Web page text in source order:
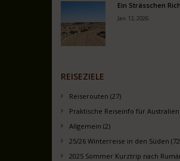
Ein Strässchen
Jan. 12, 2026
REISEZIELE
Reiserouten (27)
Praktische Reiseinfo für Australien
Allgemein (2)
25/26 Winterreise in den Süden
2025 Sommer Kurztrip nach